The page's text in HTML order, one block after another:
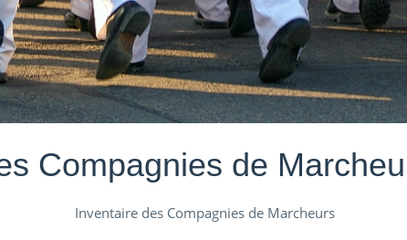
Compagnies de
Inventaire des Compagnies de Marcheurs